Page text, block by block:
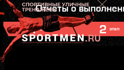
Отчеты о
1 этап 2 этап